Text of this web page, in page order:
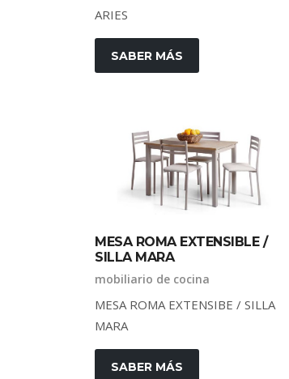
ARIES
SABER MÁS
MESA ROMA EXTENSIBLE /
SILLA MARA
mobiliario de cocina
MESA ROMA EXTENSIBE / SILLA
MARA
SABER MÁS